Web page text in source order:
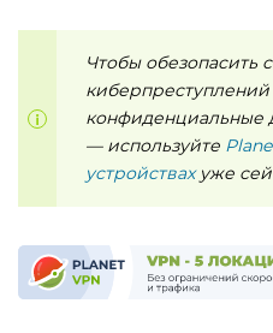
Чтобы обезопасить
конфиденциальные
— используйте
устройствахуже